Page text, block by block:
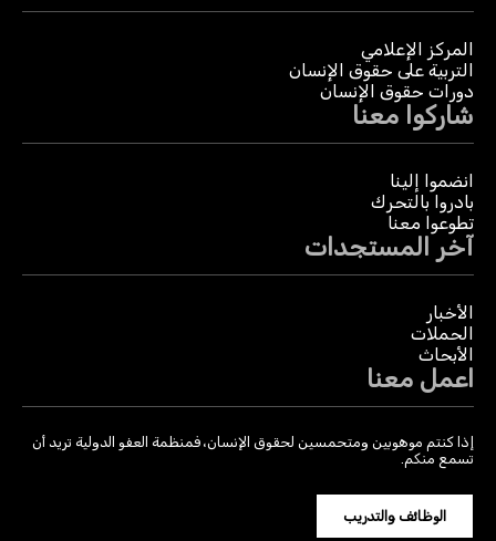
المركز الإعلامي
التربية على حقوق الإنسان
دورات حقوق الإنسان
شاركوا معنا
انضموا إلينا
بادروا بالتحرك
تطوعوا معنا
آخر المستجدات
الأخبار
الحملات
الأبحاث
اعمل معنا
إذا كنتم موهوبين ومتحمسين لحقوق الإنسان، فمنظمة العفو الدولية تريد أن
تسمع منكم.
الوظائف والتدريب